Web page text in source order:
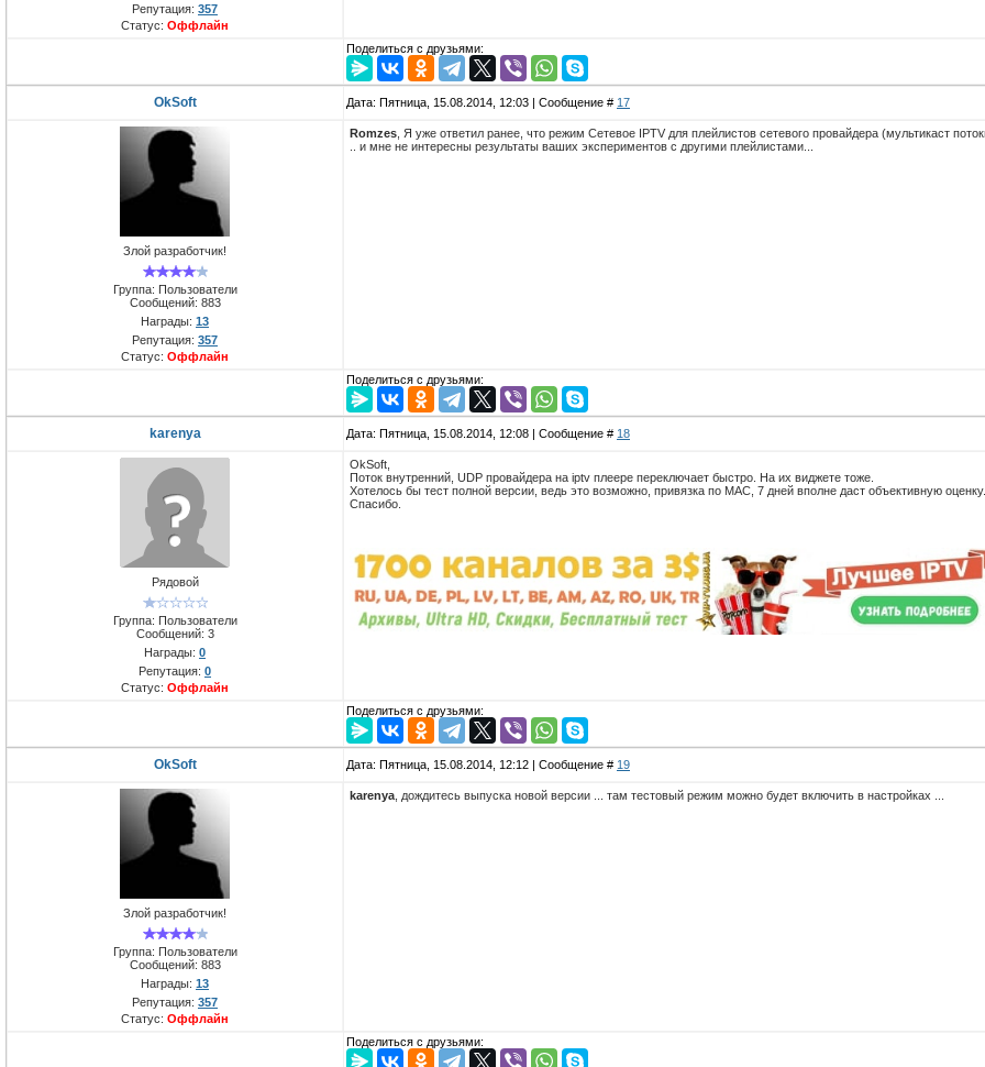
Репутация: 357
Статус: Оффлайн
Поделиться с друзьями:
OkSoft Дата: Пятница, 15.08.2014, 12:03 | Сообщение # 17
Злой разработчик!
Группа: Пользователи
Сообщений: 883
Награды: 13
Репутация: 357
Статус: Оффлайн
Romzes , Я уже ответил ранее, что режим Сетевое IPTV для плейлистов сетевого провайдера (мультикаст
.. и мне не интересны результаты ваших экспериментов с другими плейлистами...
Поделиться с друзьями:
karenya Дата: Пятница, 15.08.2014, 12:08 | Сообщение # 18
Рядовой
Группа: Пользователи
Сообщений: 3
Награды: 0
Репутация: 0
Статус: Оффлайн
OkSoft,
Поток внутренний, UDP провайдера на iptv плеере переключает быстро. На их виджете тоже.
Хотелось бы тест полной версии, ведь это возможно, привязка по MAC, 7 дней вполне даст объективную оценку.
Спасибо.
Поделиться с друзьями:
OkSoft Дата: Пятница, 15.08.2014, 12:12 | Сообщение # 19
Злой разработчик!
Группа: Пользователи
Сообщений: 883
Награды: 13
Репутация: 357
Статус: Оффлайн
karenya , дождитесь выпуска новой версии ... там тестовый режим можно будет включить в настройках ...
Поделиться с друзьями: